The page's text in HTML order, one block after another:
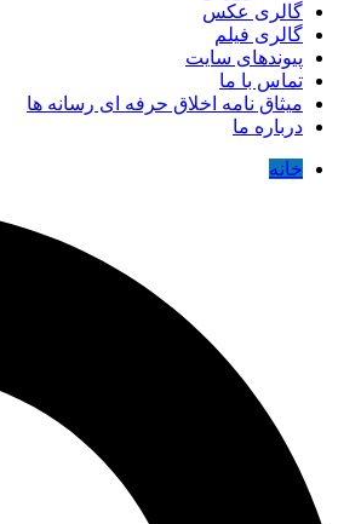
گالری عکس
گالری فیلم
پیوندهای سایت
تماس با ما
میثاق نامه اخلاق حرفه ای رسانه ها
درباره ما
خانه